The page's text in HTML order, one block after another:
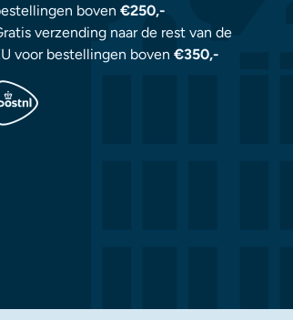
boven€250,-
verzending naar de rest van de
voor bestellingen boven€350,-